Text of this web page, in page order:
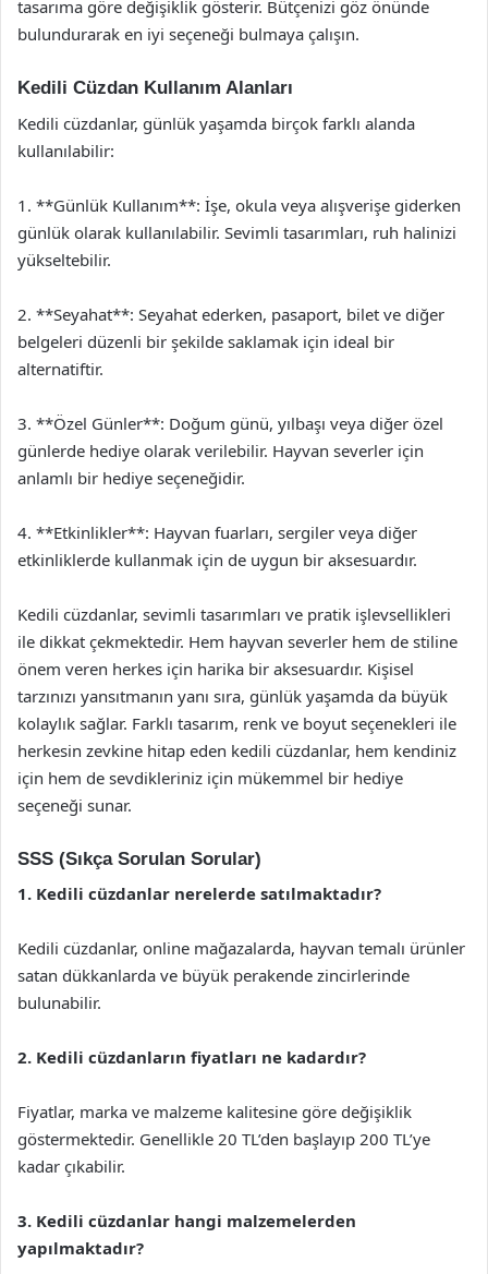
tasarıma göre değişiklik gösterir. Bütçenizi göz önünde
bulundurarak en iyi seçeneği bulmaya çalışın.
Kedili Cüzdan Kullanım Alanları
Kedili cüzdanlar, günlük yaşamda birçok farklı alanda
kullanılabilir:
1. **Günlük Kullanım**: İşe, okula veya alışverişe giderken
günlük olarak kullanılabilir. Sevimli tasarımları, ruh halinizi
yükseltebilir.
2. **Seyahat**: Seyahat ederken, pasaport, bilet ve diğer
belgeleri düzenli bir şekilde saklamak için ideal bir
alternatiftir.
3. **Özel Günler**: Doğum günü, yılbaşı veya diğer özel
günlerde hediye olarak verilebilir. Hayvan severler için
anlamlı bir hediye seçeneğidir.
4. **Etkinlikler**: Hayvan fuarları, sergiler veya diğer
etkinliklerde kullanmak için de uygun bir aksesuardır.
Kedili cüzdanlar, sevimli tasarımları ve pratik işlevsellikleri
ile dikkat çekmektedir. Hem hayvan severler hem de stiline
önem veren herkes için harika bir aksesuardır. Kişisel
tarzınızı yansıtmanın yanı sıra, günlük yaşamda da büyük
kolaylık sağlar. Farklı tasarım, renk ve boyut seçenekleri ile
herkesin zevkine hitap eden kedili cüzdanlar, hem kendiniz
için hem de sevdikleriniz için mükemmel bir hediye
seçeneği sunar.
SSS (Sıkça Sorulan Sorular)
1. Kedili cüzdanlar nerelerde satılmaktadır?
Kedili cüzdanlar, online mağazalarda, hayvan temalı ürünler
satan dükkanlarda ve büyük perakende zincirlerinde
bulunabilir.
2. Kedili cüzdanların fiyatları ne kadardır?
Fiyatlar, marka ve malzeme kalitesine göre değişiklik
göstermektedir. Genellikle 20 TL’den başlayıp 200 TL’ye
kadar çıkabilir.
3. Kedili cüzdanlar hangi malzemelerden
yapılmaktadır?